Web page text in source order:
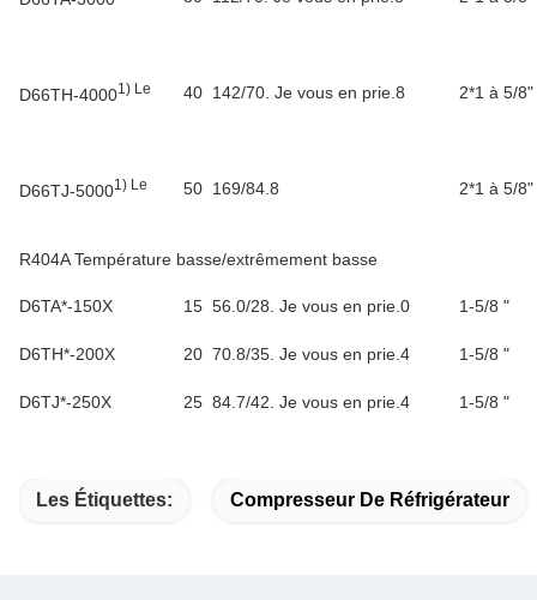
D66TH-40001) Le 40 142/70. Je vous en prie.8 2*1 à 5/8"
D66TJ-50001) Le 50 169/84.8 2*1 à 5/8"
R404A Température basse/extrêmement basse
D6TA*-150X 15 56.0/28. Je vous en prie.0 1-5/8 "
D6TH*-200X 20 70.8/35. Je vous en prie.4 1-5/8 "
D6TJ*-250X 25 84.7/42. Je vous en prie.4 1-5/8 "
Les Étiquettes: Compresseur De Réfrigérateur